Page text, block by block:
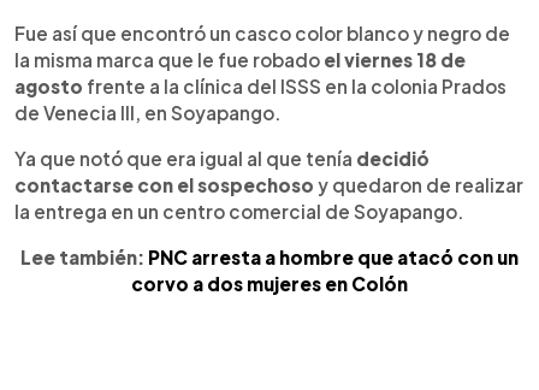
Fue así que encontró un casco color blanco y negro de
la misma marca que le fue robado el viernes 18 de
agosto frente a la clínica del ISSS en la colonia Prados
de Venecia III, en Soyapango.
Ya que notó que era igual al que tenía decidió
contactarse con el sospechoso y quedaron de realizar
la entrega en un centro comercial de Soyapango.
Lee también: PNC arresta a hombre que atacó con un
corvo a dos mujeres en Colón